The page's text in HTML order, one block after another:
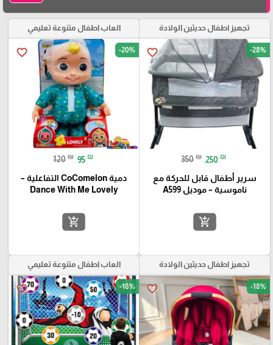
تجهيز اطفال حديثين الولادة
favorite_border -28%
350 ₪ 250 ₪
سرير أطفال قابل للحركة مع
ناموسية – موديل A599
add_shopping_cart
العاب اطفال متنوعة تعليمي
favorite_border -20%
120 ₪ 95 ₪
دمية CoComelon التفاعلية –
Dance With Me Lovely
add_shopping_cart
تجهيز اطفال حديثين الولادة
favorite_border -18%
العاب اطفال متنوعة تعليمي
favorite_border -18%